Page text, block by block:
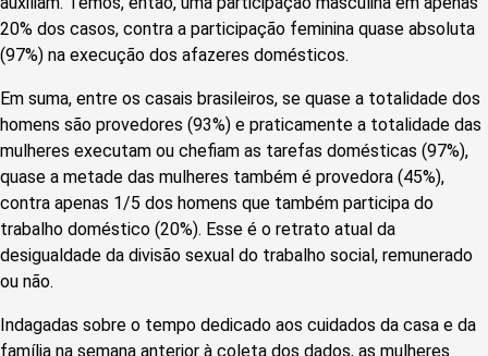
20% dos casos, contra a participação feminina quase absoluta
(97%) na execução dos afazeres domésticos.
Em suma, entre os casais brasileiros, se quase a totalidade dos
homens são provedores (93%) e praticamente a totalidade das
mulheres executam ou chefiam as tarefas domésticas (97%),
quase a metade das mulheres também é provedora (45%),
contra apenas 1/5 dos homens que também participa do
trabalho doméstico (20%). Esse é o retrato atual da
desigualdade da divisão sexual do trabalho social, remunerado
ou não.
Indagadas sobre o tempo dedicado aos cuidados da casa e da
família na semana anterior à coleta dos dados, as mulheres